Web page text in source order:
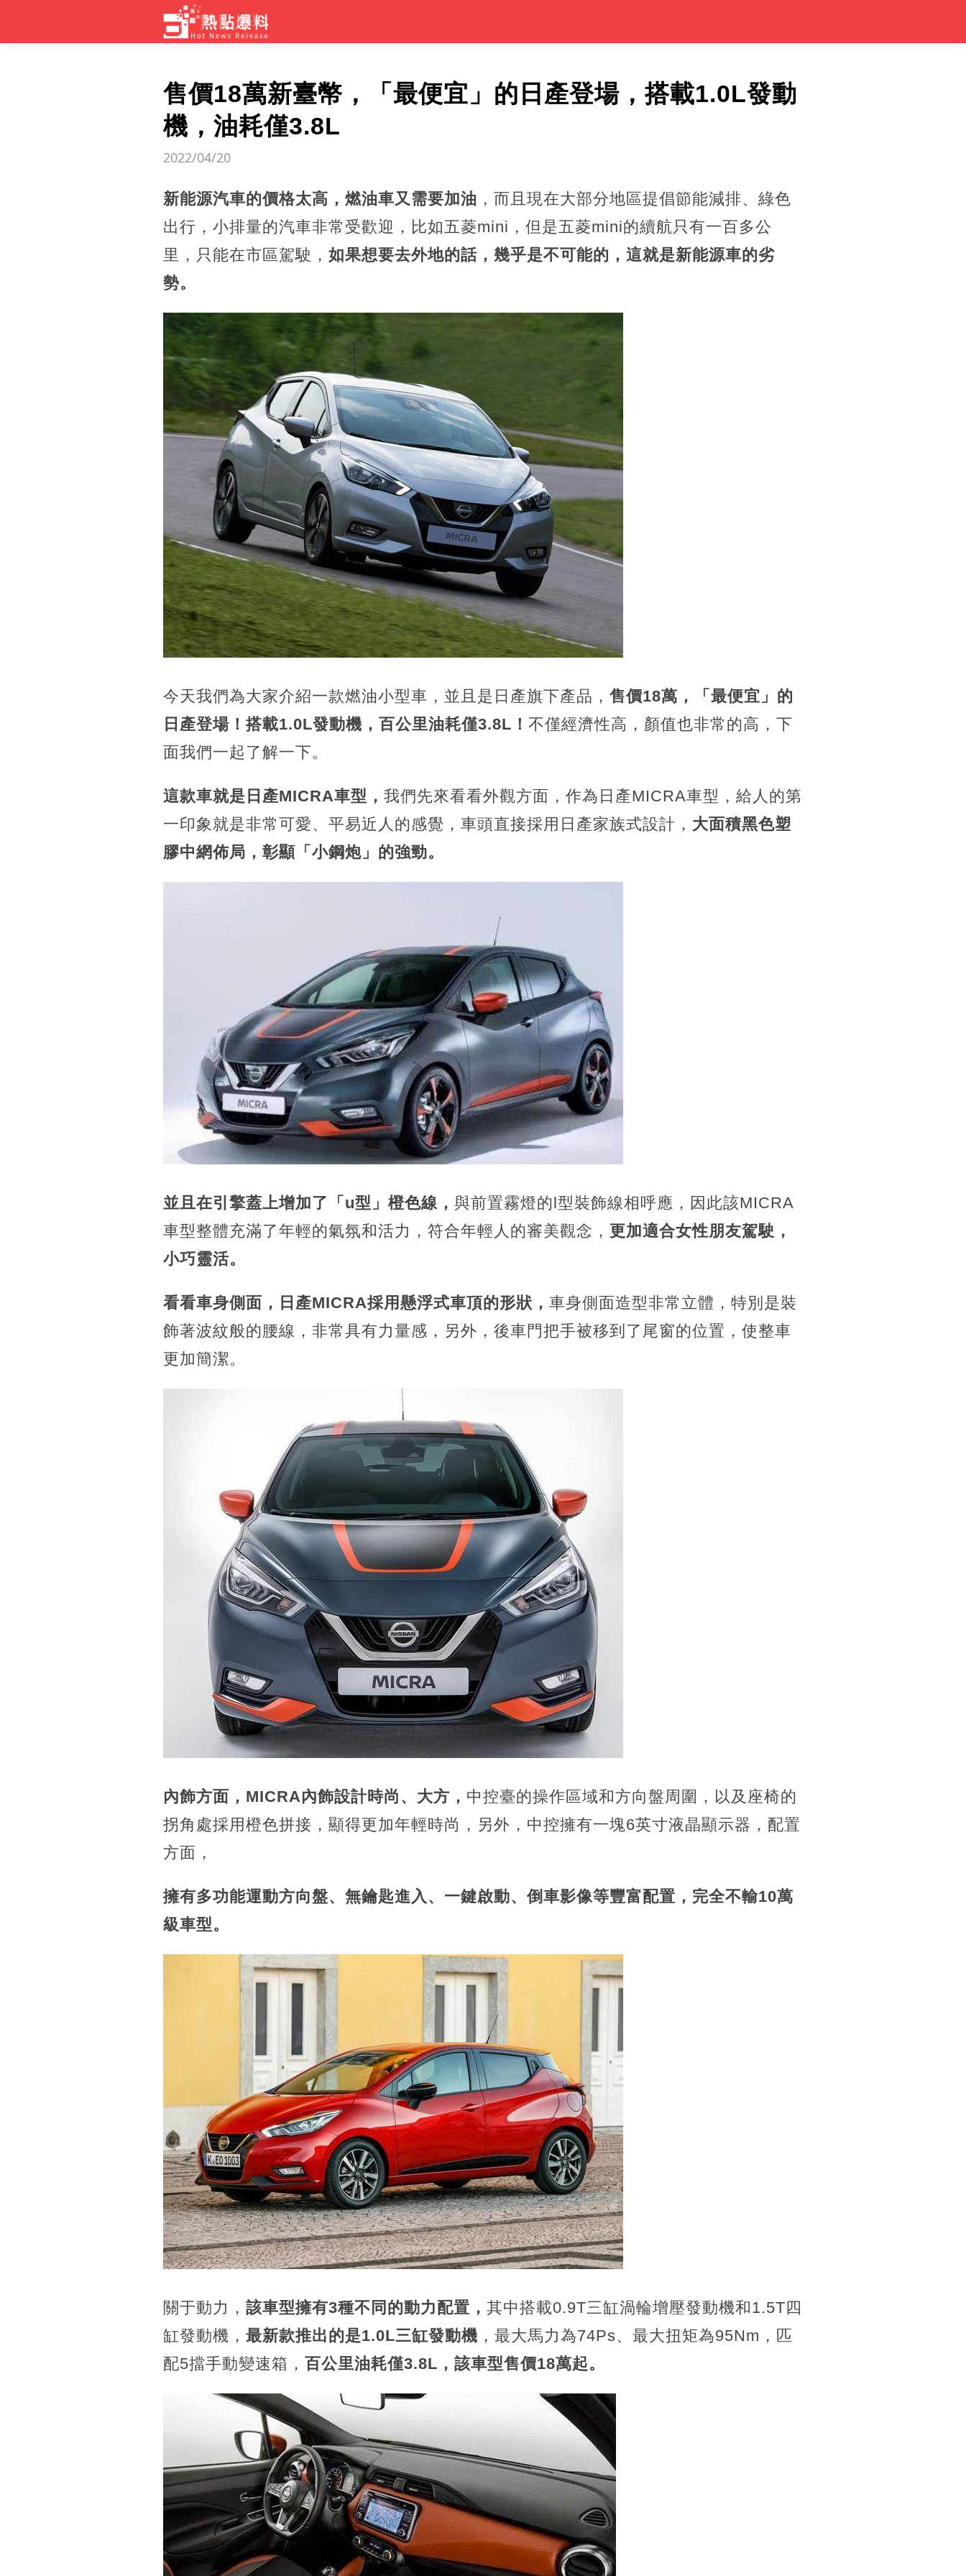
售價18萬新臺幣，「最便宜」的日產登場，搭載1.0L發動
機，油耗僅3.8L
2022/04/20
新能源汽車的價格太高，燃油車又需要加油 ，而且現在大部分地區提倡節能減排、綠色
出行，小排量的汽車非常受歡迎，比如五菱mini，但是五菱mini的續航只有一百多公
里，只能在市區駕駛， 如果想要去外地的話，幾乎是不可能的，這就是新能源車的劣
勢。
今天我們為大家介紹一款燃油小型車，並且是日產旗下產品， 售價18萬，「最便宜」的
日產登場！搭載1.0L發動機，百公里油耗僅3.8L！ 不僅經濟性高，顏值也非常的高，下
面我們一起了解一下。
這款車就是日產MICRA車型， 我們先來看看外觀方面，作為日產MICRA車型，給人的第
一印象就是非常可愛、平易近人的感覺，車頭直接採用日產家族式設計， 大面積黑色塑
膠中網佈局，彰顯「小鋼炮」的強勁。
並且在引擎蓋上增加了「u型」橙色線， 與前置霧燈的l型裝飾線相呼應，因此該MICRA
車型整體充滿了年輕的氣氛和活力，符合年輕人的審美觀念， 更加適合女性朋友駕駛，
小巧靈活。
看看車身側面，日產MICRA採用懸浮式車頂的形狀， 車身側面造型非常立體，特別是裝
飾著波紋般的腰線，非常具有力量感，另外，後車門把手被移到了尾窗的位置，使整車
更加簡潔。
內飾方面，MICRA內飾設計時尚、大方， 中控臺的操作區域和方向盤周圍，以及座椅的
拐角處採用橙色拼接，顯得更加年輕時尚，另外，中控擁有一塊6英寸液晶顯示器，配置
方面，
擁有多功能運動方向盤、無鑰匙進入、一鍵啟動、倒車影像等豐富配置，完全不輸10萬
級車型。
關于動力， 該車型擁有3種不同的動力配置， 其中搭載0.9T三缸渦輪增壓發動機和1.5T四
缸發動機， 最新款推出的是1.0L三缸發動機 ，最大馬力為74Ps、最大扭矩為95Nm，匹
配5擋手動變速箱， 百公里油耗僅3.8L，該車型售價18萬起。